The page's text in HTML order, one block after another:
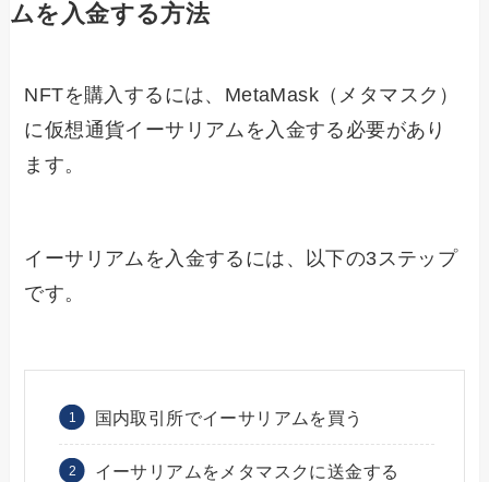
ムを入金する方法
NFTを購入するには、MetaMask（メタマスク）
に仮想通貨イーサリアムを入金する必要があり
ます。
イーサリアムを入金するには、以下の3ステップ
です。
国内取引所でイーサリアムを買う
イーサリアムをメタマスクに送金する